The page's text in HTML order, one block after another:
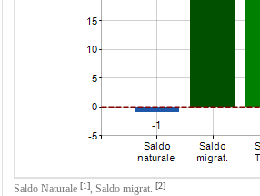
Saldo Naturale [1], Saldo migrat. [2]